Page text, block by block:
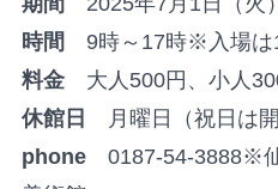
時間 9時～17時※入場は
料金大人500円、小人
休館日
月曜日（祝日は開
phone0187-54-3888※仙